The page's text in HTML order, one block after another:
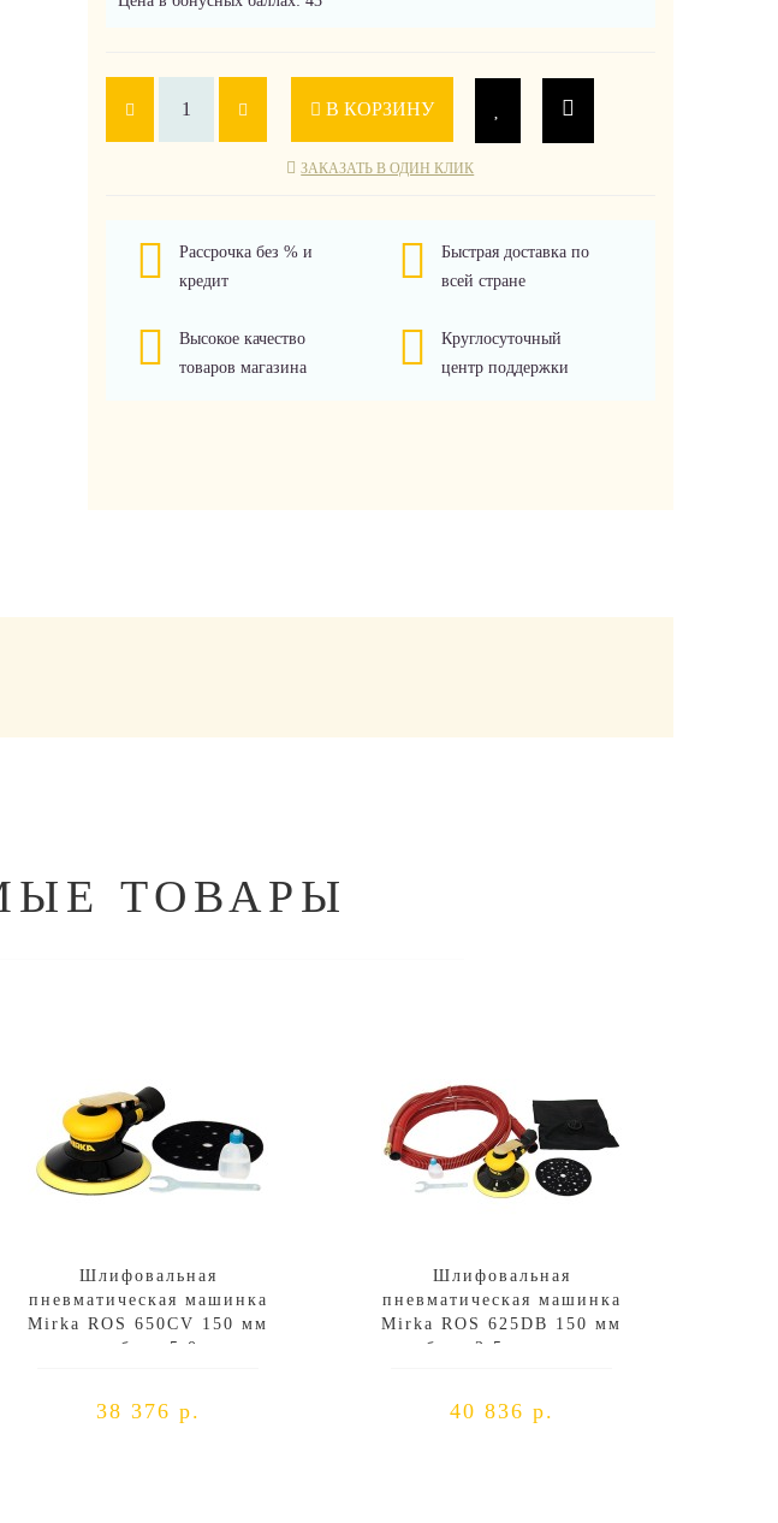
В КОРЗИНУ
ЗАКАЗАТЬ В ОДИН КЛИК
Рассрочка без % и
кредит
Быстрая доставка по
всей стране
Высокое качество
товаров магазина
Круглосуточный
центр поддержки
ТОВАРЫ
Шлифовальная
пневматическая машинка
Mirka ROS 650CV 150 мм
орбита 5.0
38 376 р.
Шлифовальная
пневматическая машинка
Mirka ROS 625DB 150 мм
орбита 2.5 с мешком
40 836 р.